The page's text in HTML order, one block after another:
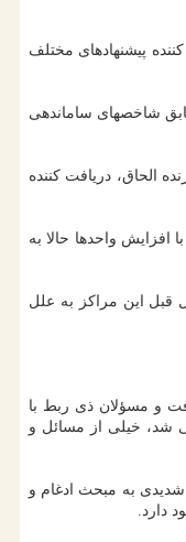
پیشنهادهای مختلف
شاخصهای ساماندهی
الحاق، دریافت کننده
واحد رسیده و دانشکده های فنی و حرفه ای هم با افزایش واحدها حالا به
دانشگاه آزاد اسلامی هم در این نشست در سخنانی با اشاره به اینکه یک جانبه گرایی در برخورد با مبحث ساماندهی، چاره صحیحی نیست، اظهار داشت: در ۱۶ سال قبل این مراکز به علل
و مسؤلان ذی ربط با
شد، خیلی از مسائل و
به مبحث ادغام و
دارد.